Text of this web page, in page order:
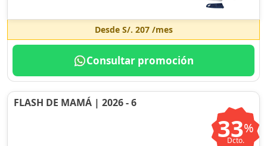
Desde S/. 207/mes
Consultar promoción
FLASH DE MAMÁ | 2026 - 6
33%
Dcto.